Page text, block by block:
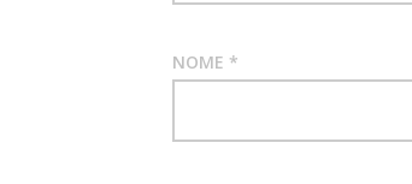
NOME *